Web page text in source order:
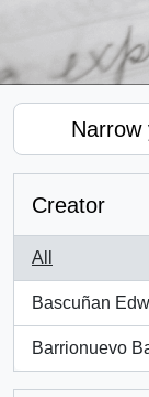
Narrow
Creator
All
Bascuñan
, 2 results
Barrionuevo
, 1 results